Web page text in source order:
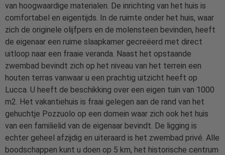
van hoogwaardige materialen. De inrichting van het huis is
comfortabel en eigentijds. In de ruimte onder het huis, waar
zich de originele olijfpers en de molensteen bevinden, heeft
de eigenaar een ruime slaapkamer gecreëerd met direct
uitloop naar een fraaie veranda. Naast het opstaande
zwembad bevindt zich op het niveau van het terrein een
houten terras vanwaar u een prachtig uitzicht heeft op
Lucca. U heeft de beschikking over een eigen tuin van 1000
m2. Het vakantiehuis is fraai gelegen aan de rand van het
gehuchtje Pozzuolo op een domein waar zich ook het huis
van een familielid van de eigenaar bevindt. De ligging is
echter geheel afzijdig en uiteraard is het zwembad privé. Alle
boodschappen kunt u doen op 5 km, het historische centrum